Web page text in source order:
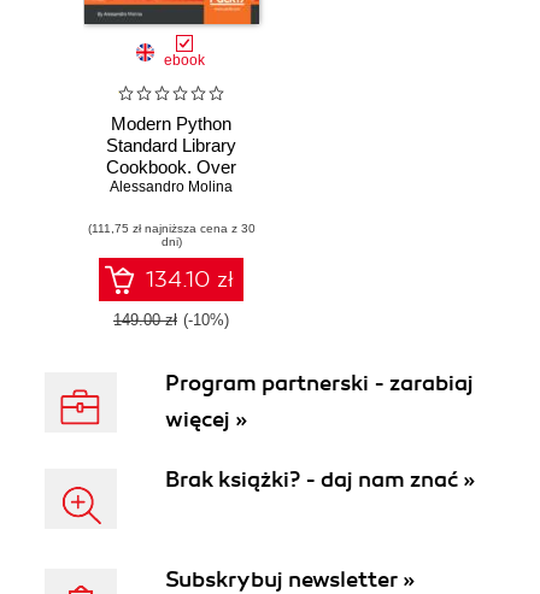
ebook
Modern Python
Standard Library
Cookbook. Over
100 recipes to fully
features of the
standard library in
Python
Alessandro Molina
(111,75 zł najniższa cena z 30
dni)
134.10 zł
149.00 zł (-10%)
Program partnerski - zarabiaj
więcej »
Brak książki? - daj nam znać »
Subskrybuj newsletter »